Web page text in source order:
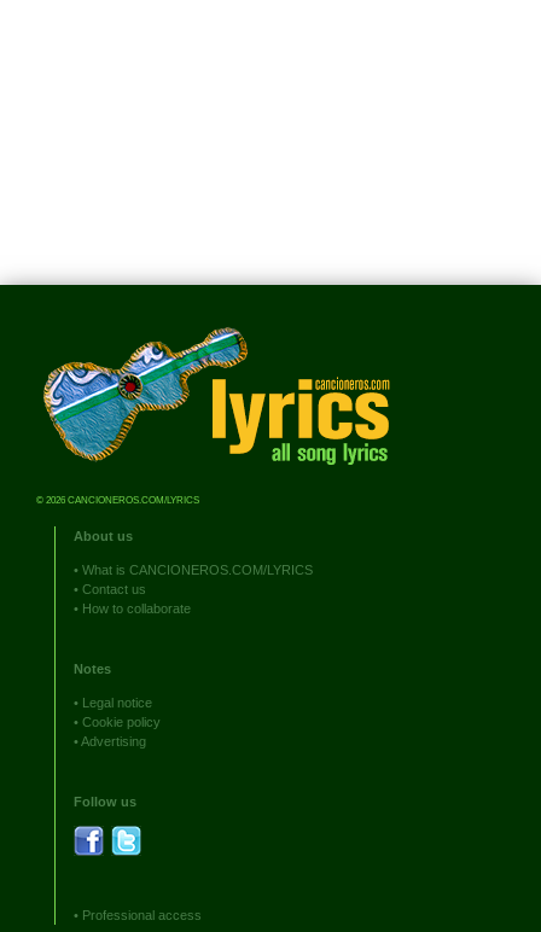
© 2026 CANCIONEROS.COM/LYRICS
About us
• What is CANCIONEROS.COM/LYRICS
• Contact us
• How to collaborate
Notes
• Legal notice
• Cookie policy
•Advertising
Follow us
• Professional access